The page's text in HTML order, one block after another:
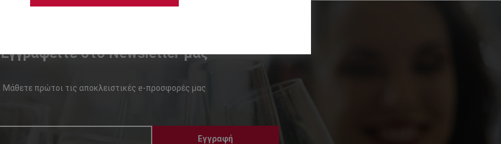
Εγγραφείτε στο Newsletter μας
Μάθετε πρώτοι τις αποκλειστικές e-προσφορές μας
Εγγραφή